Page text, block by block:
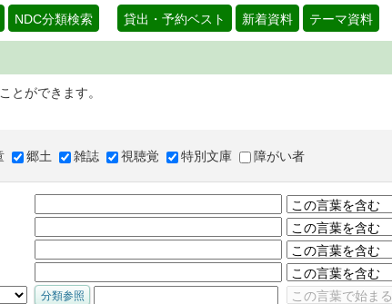
NDC分類検索 貸出・予約ベスト 新着資料 テーマ資料
とができます。
郷土 雑誌 視聴覚 特別文庫 障がい者